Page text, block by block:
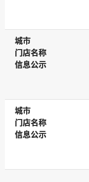
城市
城市
门店名称
门店名称
信息公示
信息公示
城市
城市
门店名称
门店名称
信息公示
信息公示